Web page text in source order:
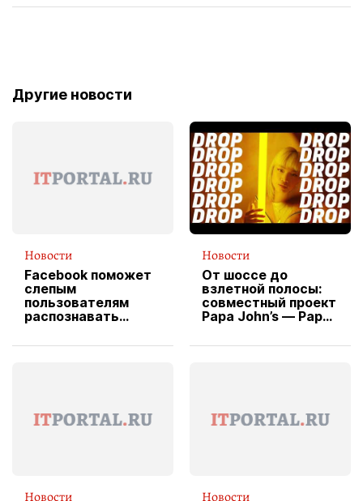
Другие новости
Новости
Facebook поможет
слепым
пользователям
распознавать
Новости
От шоссе до
взлетной полосы:
совместный проект
Papa John’s — Papa
вводит
Новости Новости